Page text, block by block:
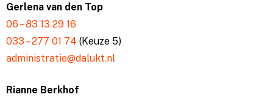
Gerlena van den Top
06 – 83 13 29 16
033 – 277 01 74 (Keuze 5)
administratie@dalukt.nl
Rianne Berkhof